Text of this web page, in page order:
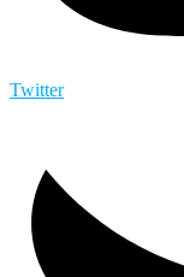
Twitter